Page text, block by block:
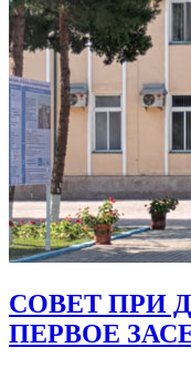
СОВЕТ ПРИ
ПЕРВОЕ